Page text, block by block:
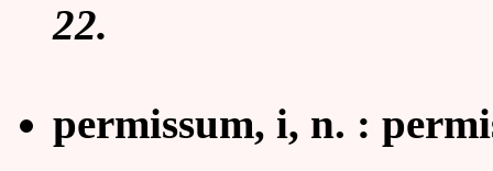
22.
permissum, i, n. :